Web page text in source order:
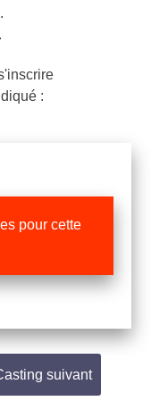
:
pour cette
suivant